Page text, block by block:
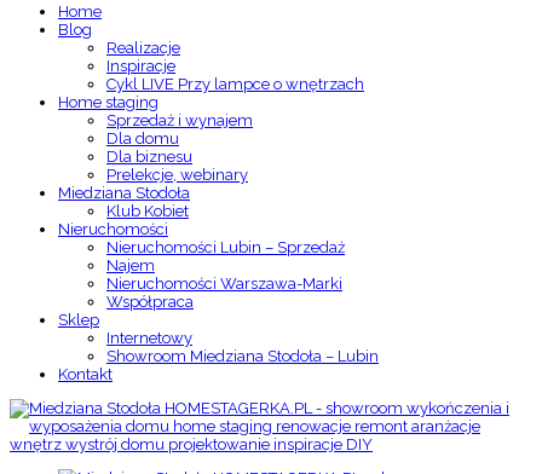
Home
Blog
Realizacje
Inspiracje
Cykl LIVE Przy lampce o wnętrzach
Home staging
Sprzedaż i wynajem
Dla domu
Dla biznesu
Prelekcje, webinary
Miedziana Stodoła
Klub Kobiet
Nieruchomości
Nieruchomości Lubin – Sprzedaż
Najem
Nieruchomości Warszawa-Marki
Współpraca
Sklep
Internetowy
Showroom Miedziana Stodoła – Lubin
Kontakt